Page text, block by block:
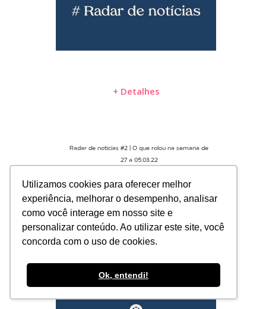
Utilizamos cookies para oferecer melhor
experiência, melhorar o desempenho, analisar
como você interage em nosso site e
personalizar conteúdo. Ao utilizar este site, você
concorda com o uso de cookies.
Ok, entendi!
+ Detalhes
Radar de notícias #2 | O que rolou na semana de
27 a 05.03.22